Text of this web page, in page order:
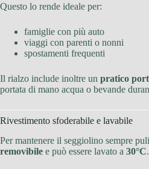
Questo lo rende ideale per:
famiglie con più auto
viaggi con parenti o nonni
spostamenti frequenti
Il rialzo include inoltre un pratico
portata di mano acqua o bevande
Rivestimento sfoderabile e lavabile
Per mantenere il seggiolino sempre
removibile e può essere lavato a 30°C.